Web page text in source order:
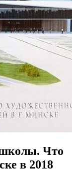
Что
в 2018